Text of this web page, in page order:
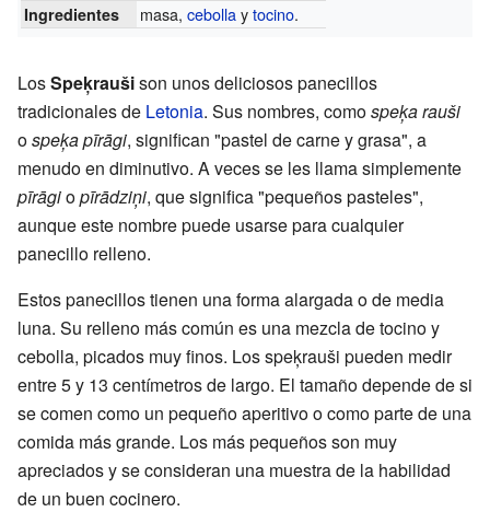
Ingredientes
masa,cebollaytocino.
LosSpeķraušison unos deliciosos panecillos
tradicionales de Letonia. Sus nombres, comospeķa rauši
ospeķa pīrāgi, significan "pastel de carne y grasa", a
menudo en diminutivo. A veces se les llama simplemente
pīrāgiopīrādziņi, que significa "pequeños pasteles",
aunque este nombre puede usarse para cualquier
panecillo relleno.
Estos panecillos tienen una forma alargada o de media
luna. Su relleno más común es una mezcla de tocino y
cebolla, picados muy finos. Los speķrauši pueden medir
entre 5 y 13 centímetros de largo. El tamaño depende de si
se comen como un pequeño aperitivo o como parte de una
comida más grande. Los más pequeños son muy
apreciados y se consideran una muestra de la habilidad
de un buen cocinero.